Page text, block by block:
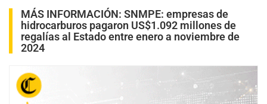
MÁS INFORMACIÓN: SNMPE: empresas de
hidrocarburos pagaron US$1.092 millones de
regalías al Estado entre enero a noviembre de
2024